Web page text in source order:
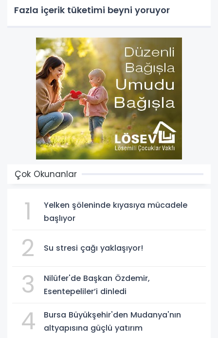
Fazla içerik tüketimi beyni yoruyor
Çok Okunanlar
1
Yelken şöleninde kıyasıya mücadele
başlıyor
2 Su stresi çağı yaklaşıyor!
3
Nilüfer'de Başkan Özdemir,
Esentepeliler’i dinledi
4
Bursa Büyükşehir'den Mudanya'nın
altyapısına güçlü yatırım